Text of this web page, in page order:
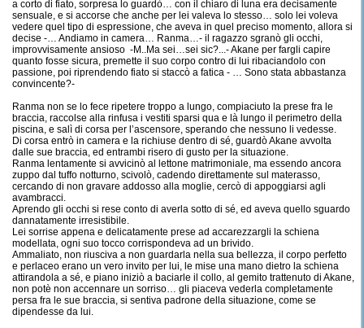
a corto di fiato, sorpresa lo guardò… con il chiaro di luna era decisamente
sensuale, e si accorse che anche per lei valeva lo stesso… solo lei voleva
vedere quel tipo di espressione, che aveva in quel preciso momento, allora si
decise -… Andiamo in camera… Ranma…- il ragazzo sgranò gli occhi,
improvvisamente ansioso -M..Ma sei…sei sic?...- Akane per fargli capire
quanto fosse sicura, premette il suo corpo contro di lui ribaciandolo con
passione, poi riprendendo fiato si staccò a fatica - … Sono stata abbastanza
convincente?-
Ranma non se lo fece ripetere troppo a lungo, compiaciuto la prese fra le
braccia, raccolse alla rinfusa i vestiti sparsi qua e là lungo il perimetro della
piscina, e salì di corsa per l’ascensore, sperando che nessuno li vedesse.
Di corsa entrò in camera e la richiuse dentro di sé, guardò Akane avvolta
dalle sue braccia, ed entrambi risero di gusto per la situazione.
Ranma lentamente si avvicinò al lettone matrimoniale, ma essendo ancora
zuppo dal tuffo notturno, scivolò, cadendo direttamente sul materasso,
cercando di non gravare addosso alla moglie, cercò di appoggiarsi agli
avambracci.
Aprendo gli occhi si rese conto di averla sotto di sé, ed aveva quello sguardo
dannatamente irresistibile.
Lei sorrise appena e delicatamente prese ad accarezzargli la schiena
modellata, ogni suo tocco corrispondeva ad un brivido.
Ammaliato, non riusciva a non guardarla nella sua bellezza, il corpo perfetto
e perlaceo erano un vero invito per lui, le mise una mano dietro la schiena
attirandola a sé, e piano iniziò a baciarle il collo, al gemito trattenuto di Akane,
non potè non accennare un sorriso… gli piaceva vederla completamente
persa fra le sue braccia, si sentiva padrone della situazione, come se
dipendesse da lui.